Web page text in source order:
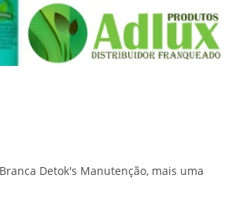
Detok's Manutenção, mais uma